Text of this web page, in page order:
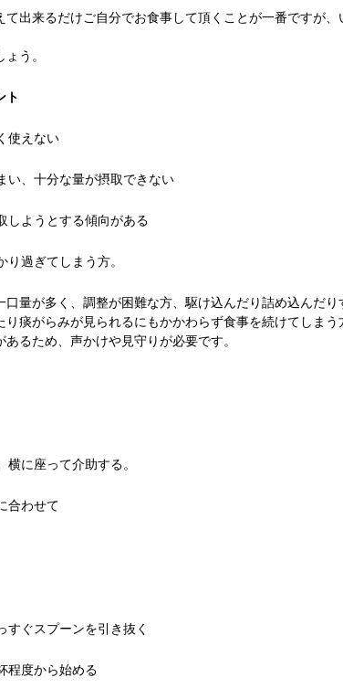
出来るだけご自分でお食事して頂くことが一番ですが
う。
ト
使えない
い、十分な量が摂取できない
しようとする傾向がある
過ぎてしまう方。
量が多く、調整が困難な方、駆け込んだり詰め込んだ
痰がらみが見られるにもかかわらず食事を続けてしまう
るため、声かけや見守りが必要です。
に座って介助する。
合わせて
ぐスプーンを引き抜く
程度から始める